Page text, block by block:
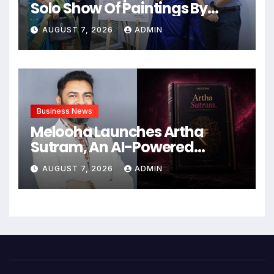
Solo Show Of Paintings By
Uma Krishnamoorthy In Nehru
Centre Art Gallery
AUGUST 7, 2026 ADMIN
Business News
Melooha Launches Artha
Sutram, An AI-Powered
Wealth Intelligence Report For
Personalized Financial
Guidance
AUGUST 7, 2026 ADMIN